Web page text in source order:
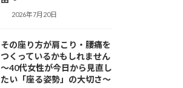
2026年7月20日
その座り方が肩こり・腰痛を
つくっているかもしれません
～40代女性が今日から見直し
たい「座る姿勢」の大切さ～